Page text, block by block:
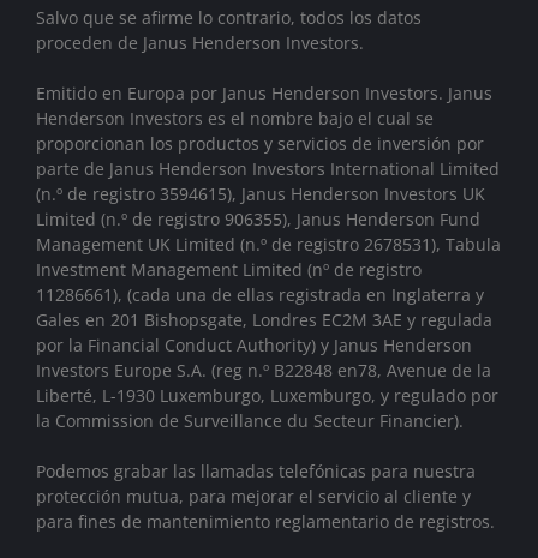
Salvo que se afirme lo contrario, todos los datos
proceden de Janus Henderson Investors.
Emitido en Europa por Janus Henderson Investors. Janus
Henderson Investors es el nombre bajo el cual se
proporcionan los productos y servicios de inversión por
parte de Janus Henderson Investors International Limited
(n.º de registro 3594615), Janus Henderson Investors UK
Limited (n.º de registro 906355), Janus Henderson Fund
Management UK Limited (n.º de registro 2678531), Tabula
Investment Management Limited (nº de registro
11286661), (cada una de ellas registrada en Inglaterra y
Gales en 201 Bishopsgate, Londres EC2M 3AE y regulada
por la Financial Conduct Authority) y Janus Henderson
Investors Europe S.A. (reg n.º B22848 en78, Avenue de la
Liberté, L-1930 Luxemburgo, Luxemburgo, y regulado por
la Commission de Surveillance du Secteur Financier).
Podemos grabar las llamadas telefónicas para nuestra
protección mutua, para mejorar el servicio al cliente y
para fines de mantenimiento reglamentario de registros.